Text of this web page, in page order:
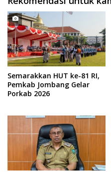
Semarakkan HUT ke-81 RI,
Pemkab Jombang Gelar
Porkab 2026